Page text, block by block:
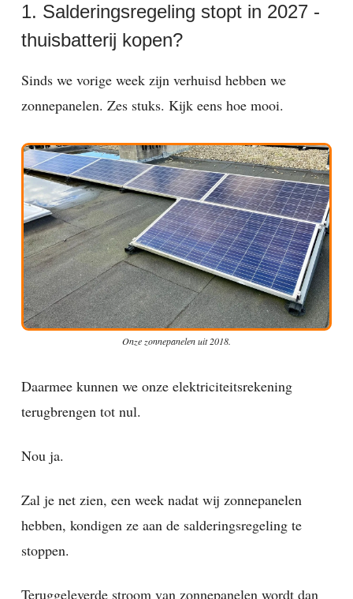
1. Salderingsregeling stopt in 2027 -
thuisbatterij kopen?
Sinds we vorige week zijn verhuisd hebben we
zonnepanelen. Zes stuks. Kijk eens hoe mooi.
Onze zonnepanelen uit 2018.
Daarmee kunnen we onze elektriciteitsrekening
terugbrengen tot nul.
Nou ja.
Zal je net zien, een week nadat wij zonnepanelen
hebben, kondigen ze aan de salderingsregeling te
stoppen.
Teruggeleverde stroom van zonnepanelen wordt dan